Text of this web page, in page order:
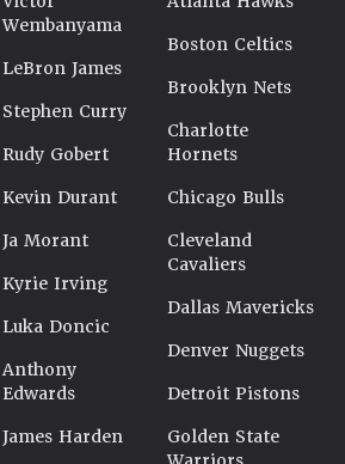
Wembanyama
LeBron James
Stephen Curry
Rudy Gobert
Kevin Durant
Ja Morant
Kyrie Irving
Luka Doncic
Anthony
Edwards
James Harden
Boston Celtics
Brooklyn Nets
Charlotte
Hornets
Chicago Bulls
Cleveland
Cavaliers
Dallas Mavericks
Denver Nuggets
Detroit Pistons
Golden State